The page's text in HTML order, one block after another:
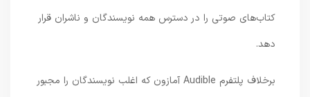
کتاب‌های صوتی را در دسترس همه نویسندگان و ناشران قرار
برخلاف پلتفرم Audible آمازون که اغلب نویسندگان را مجبور